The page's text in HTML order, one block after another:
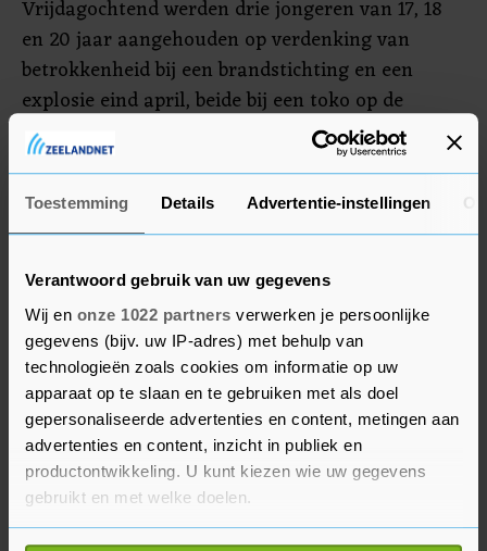
Toestemming Details Advertentie-instellingen
Verantwoord gebruik van uw gegevens
Wij en onze 1022 partners verwerken je persoonlijke
gegevens (bijv. uw IP-adres) met behulp van
technologieën zoals cookies om informatie op uw
apparaat op te slaan en te gebruiken met als doel
gepersonaliseerde advertenties en content, metingen aan
advertenties en content, inzicht in publiek en
productontwikkeling. U kunt kiezen wie uw gegevens
gebruikt en met welke doelen.
Vrijdagochtend werden drie jongeren van 17, 18
en 20 jaar aangehouden op verdenking van
betrokkenheid bij een brandstichting en een
explosie eind april, beide bij een toko op de
Crooswijkseweg in Crooswijk. Inmiddels zijn er
zo'n 45 verdachten aangehouden voor het
buitensporige geweld, zoals explosies en
schietpartijen, zo meldde de politie vrijdag.